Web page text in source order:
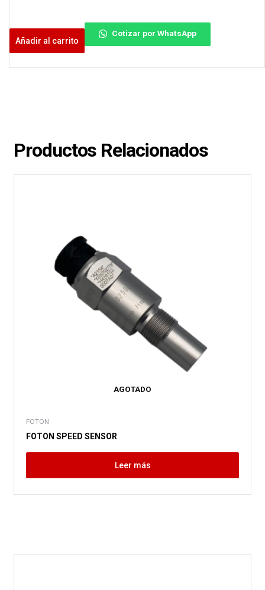
Añadir al carrito
Cotizar por WhatsApp
Productos Relacionados
AGOTADO
FOTON
FOTON SPEED SENSOR
Leer más